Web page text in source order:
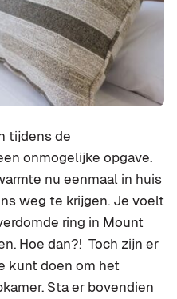
tijdens de
onmogelijke opgave.
nu eenmaal in huis
weg te krijgen. Je voelt
ring in Mount
Hoe dan?! Toch zijn er
kunt doen om het
Sta er bovendien